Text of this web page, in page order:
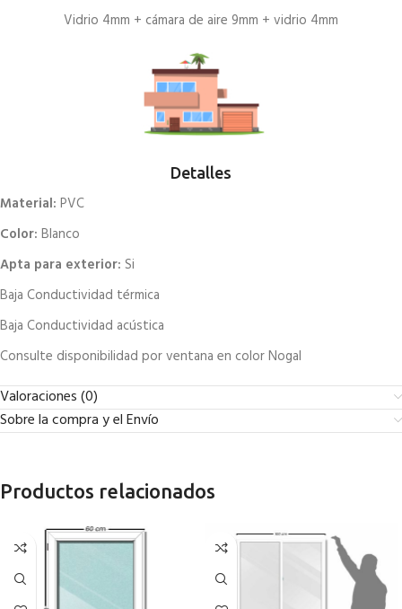
Vidrio 4mm + cámara de aire 9mm + vidrio 4mm
Detalles
Material: PVC
Color: Blanco
Apta para exterior: Si
Baja Conductividad térmica
Baja Conductividad acústica
Consulte disponibilidad por ventana en color Nogal
Valoraciones (0)
Sobre la compra y el Envío
Productos relacionados